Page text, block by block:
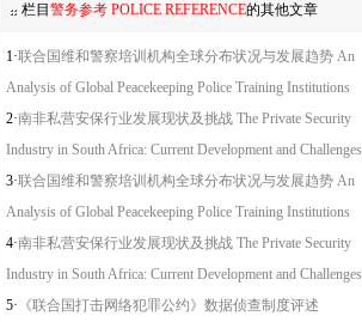
栏目 警务参考 POLICE REFERENCE的其他文章
1·联合国维和警察培训机构全球分布状况与发展趋势 An
Analysis of Global Peacekeeping Police Training Institutions
2·南非私营安保行业发展现状及挑战 The Private Security
Industry in South Africa: Current Development and Challenges
3·联合国维和警察培训机构全球分布状况与发展趋势 An
Analysis of Global Peacekeeping Police Training Institutions
4·南非私营安保行业发展现状及挑战 The Private Security
Industry in South Africa: Current Development and Challenges
5· 《联合国打击网络犯罪公约》数据侦查制度评述